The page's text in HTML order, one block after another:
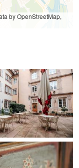
by OpenStreetMap,